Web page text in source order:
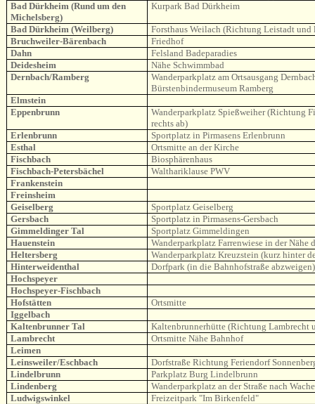
Bad Dürkheim (Rund um den
Michelsberg)
Kurpark Bad Dürkheim
Bad Dürkheim (Weilberg)
Forsthaus Weilach (Richtung Leistadt und
Bruchweiler-Bärenbach
Friedhof
Dahn
Felsland Badeparadies
Deidesheim
Nähe Schwimmbad
Dernbach/Ramberg
Wanderparkplatz am Ortsausgang
Bürstenbindermuseum Ramberg
Elmstein
Eppenbrunn
Wanderparkplatz Spießweiher (Richtung
rechts ab)
Erlenbrunn
Sportplatz in Pirmasens Erlenbrunn
Esthal
Ortsmitte an der Kirche
Fischbach
Biosphärenhaus
Fischbach-Petersbächel
Walthariklause PWV
Frankenstein
Freinsheim
Geiselberg
Sportplatz Geiselberg
Gersbach
Sportplatz in Pirmasens-Gersbach
Gimmeldinger Tal
Sportplatz Gimmeldingen
Hauenstein
Wanderparkplatz Farrenwiese in der Nähe
Heltersberg
Wanderparkplatz Kreuzstein (kurz hinter
Hinterweidenthal
Dorfpark (in die Bahnhofstraße abzweigen)
Hochspeyer
Hochspeyer-Fischbach
Hofstätten
Ortsmitte
Iggelbach
Kaltenbrunner Tal
Kaltenbrunnerhütte (Richtung Lambrecht
Lambrecht
Ortsmitte Nähe Bahnhof
Leimen
Leinsweiler/Eschbach
Dorfstraße Richtung Feriendorf
Lindelbrunn
Parkplatz Burg Lindelbrunn
Lindenberg
Wanderparkplatz an der Straße nach
Ludwigswinkel
Freizeitpark "Im Birkenfeld"